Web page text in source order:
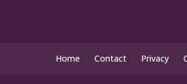
Home Contact Privacy